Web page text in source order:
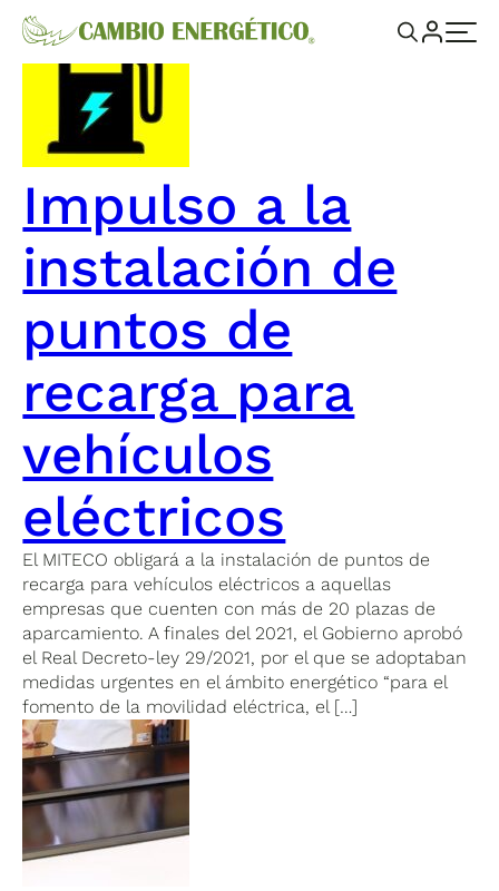
Impulso a la
instalación de
puntos de
recarga para
vehículos
eléctricos
El MITECO obligará a la instalación de puntos de
recarga para vehículos eléctricos a aquellas
empresas que cuenten con más de 20 plazas de
aparcamiento. A finales del 2021, el Gobierno aprobó
el Real Decreto-ley 29/2021, por el que se adoptaban
medidas urgentes en el ámbito energético “para el
fomento de la movilidad eléctrica, el […]